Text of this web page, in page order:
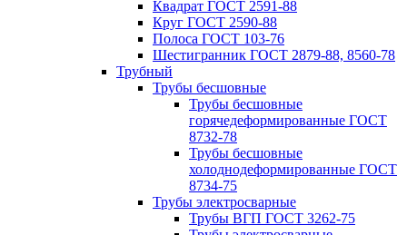
Квадрат ГОСТ 2591-88
Круг ГОСТ 2590-88
Полоса ГОСТ 103-76
Шестигранник ГОСТ 2879-88, 8560-78
Трубный
Трубы бесшовные
Трубы бесшовные
горячедеформированные ГОСТ
8732-78
Трубы бесшовные
холоднодеформированные ГОСТ
8734-75
Трубы электросварные
Трубы ВГП ГОСТ 3262-75